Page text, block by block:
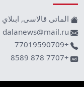
الماتى قالاسى, ابىلاي حان
dalanews@mail.ru
+77019590709
+7707 878 8589